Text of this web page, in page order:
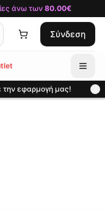
άνω των 80.00€
Σύνδεση
εφαρμογή μας!